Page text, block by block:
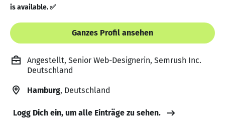
is available. ✅
Ganzes Profil ansehen
Angestellt, Senior Web-Designerin, Semrush Inc.
Deutschland
Hamburg, Deutschland
Logg Dich ein, um alle Einträge zu sehen.